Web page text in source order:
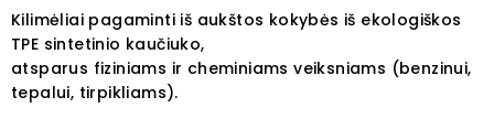
Kilimėliai pagaminti iš aukštos kokybės iš ekologiškos
TPE sintetinio kaučiuko,
atsparus fiziniams ir cheminiams veiksniams (benzinui,
tepalui, tirpikliams).